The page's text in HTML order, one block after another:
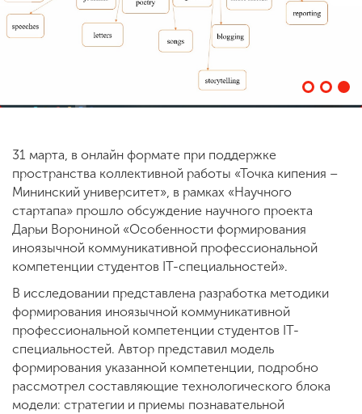
Приемная
31 марта, в онлайн формате при поддержке
пространства коллективной работы «Точка кипения –
Мининский университет», в рамках «Научного
стартапа» прошло обсуждение научного проекта
Дарьи Ворониной «Особенности формирования
иноязычной коммуникативной профессиональной
компетенции студентов IT-специальностей».
В исследовании представлена разработка методики
формирования иноязычной коммуникативной
профессиональной компетенции студентов IT-
специальностей. Автор представил модель
формирования указанной компетенции, подробно
рассмотрел составляющие технологического блока
модели: стратегии и приемы познавательной